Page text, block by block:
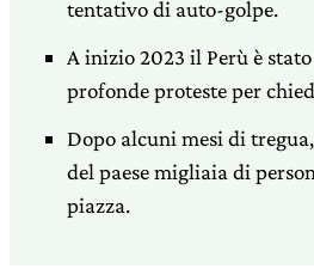
tentativo di auto-golpe.
A inizio 2023 il Perù è
profonde proteste per
Dopo alcuni mesi di
del paese migliaia di
piazza.